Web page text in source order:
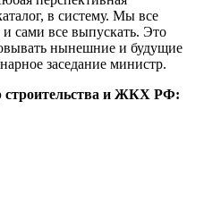
в систему. Мы все
сами все выпускать. Это
нынешние и будущие
заседание министр.
и ЖКХ РФ: